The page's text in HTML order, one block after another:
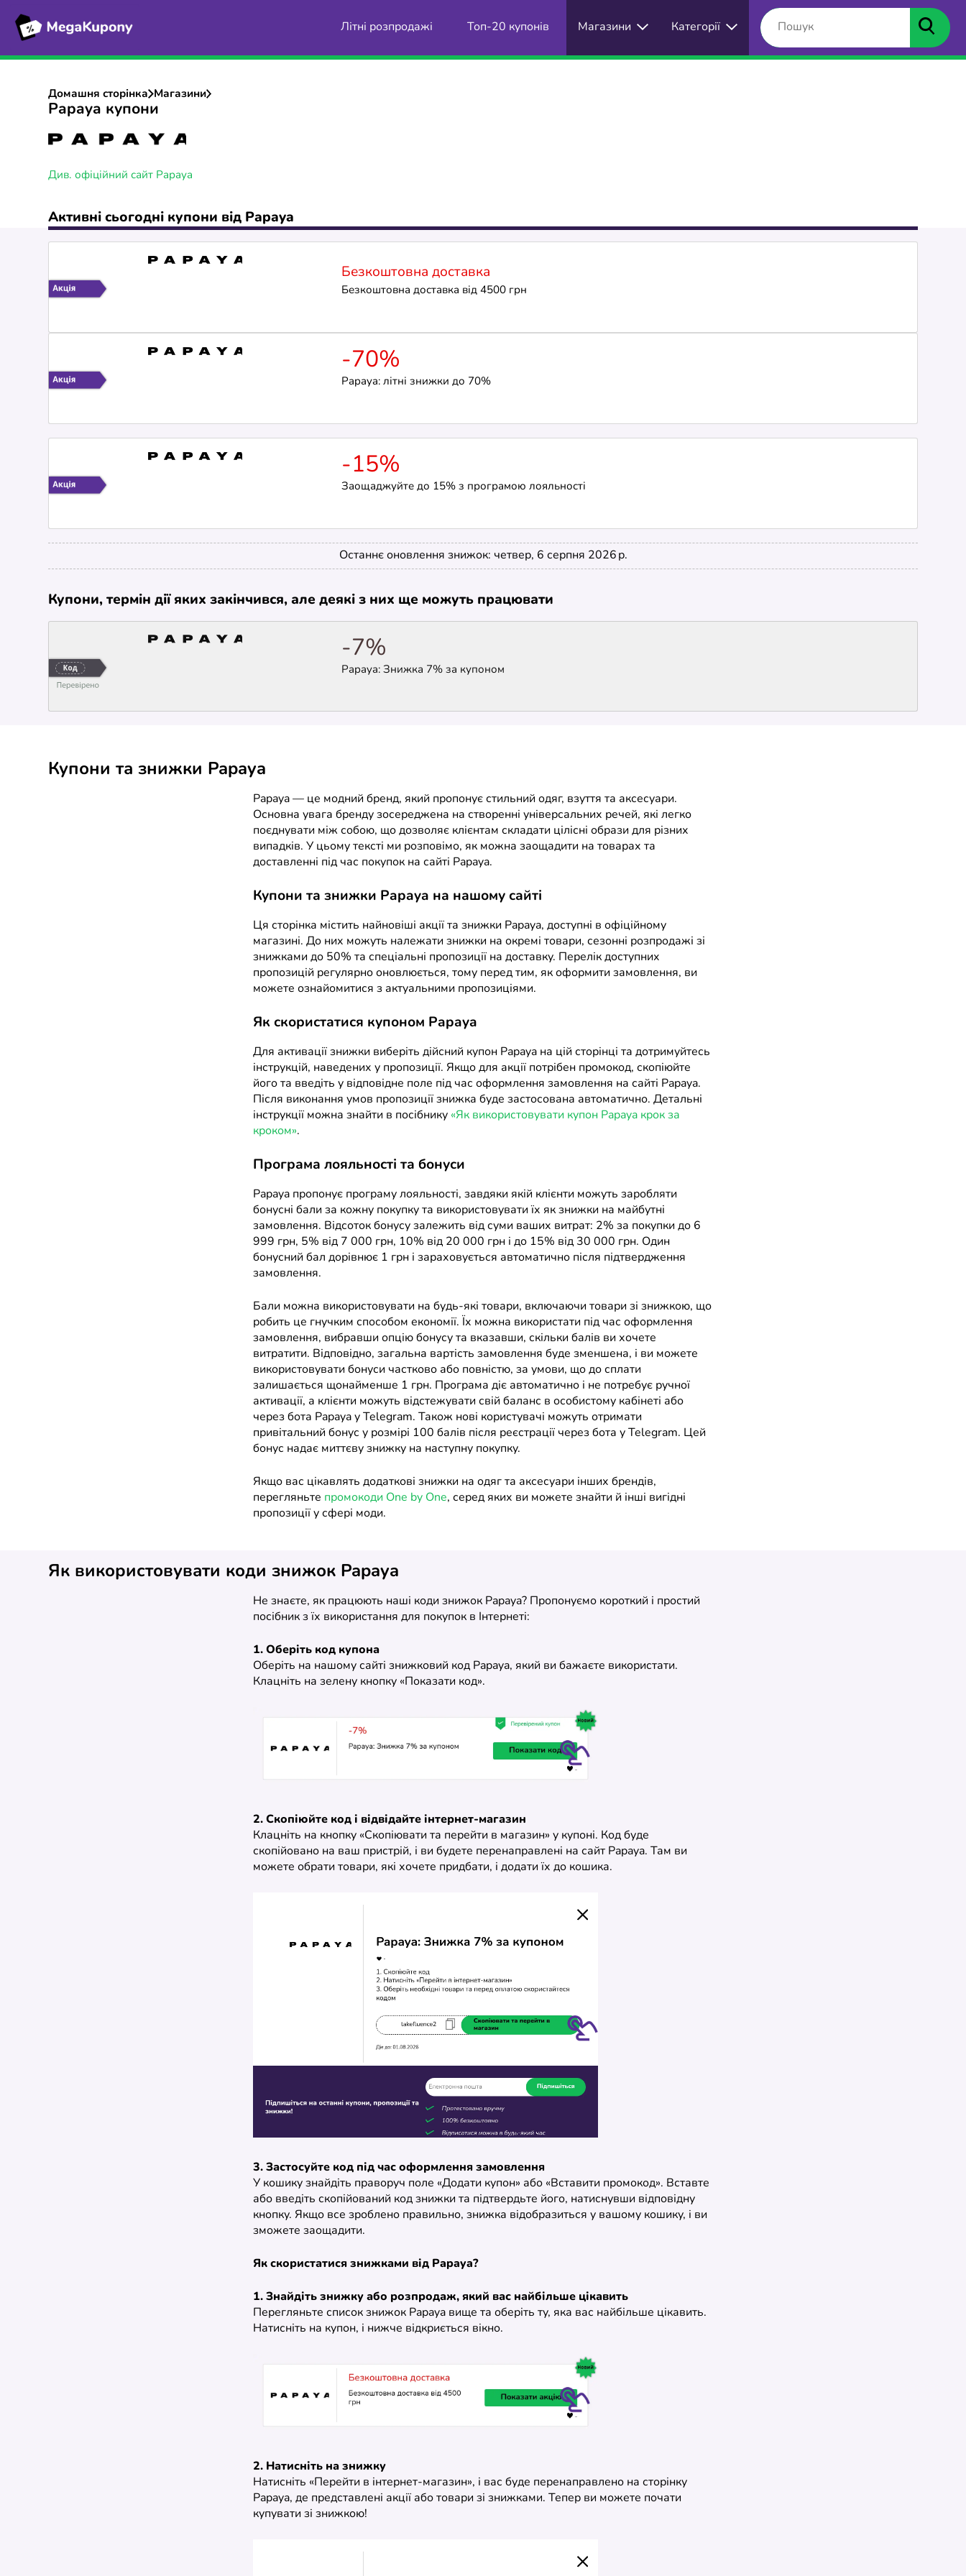
Літні розпродажі Топ-20 купонів Магазини Категорії
Домашня сторінка Магазини
Papaya купони
Див. офіційний сайт Papaya
Активні сьогодні купони від Papaya
Безкоштовна доставка
Безкоштовна доставка від 4500 грн
-70%
Papaya: літні знижки до 70%
-15%
Заощаджуйте до 15% з програмою лояльності
Останнє оновлення знижок: четвер, 6 серпня 2026 р.
Купони, термін дії яких закінчився, але деякі з них ще можуть працювати
-7%
Papaya: Знижка 7% за купоном
Купони та знижки Papaya
Papaya — це модний бренд, який пропонує стильний одяг, взуття та аксесуари.
Основна увага бренду зосереджена на створенні універсальних речей, які легко
поєднувати між собою, що дозволяє клієнтам складати цілісні образи для різних
випадків. У цьому тексті ми розповімо, як можна заощадити на товарах та
доставленні під час покупок на сайті Papaya.
Купони та знижки Papaya на нашому сайті
Ця сторінка містить найновіші акції та знижки Papaya, доступні в офіційному
магазині. До них можуть належати знижки на окремі товари, сезонні розпродажі зі
знижками до 50% та спеціальні пропозиції на доставку. Перелік доступних
пропозицій регулярно оновлюється, тому перед тим, як оформити замовлення, ви
можете ознайомитися з актуальними пропозиціями.
Як скористатися купоном Papaya
Для активації знижки виберіть дійсний купон Papaya на цій сторінці та дотримуйтесь
інструкцій, наведених у пропозиції. Якщо для акції потрібен промокод, скопіюйте
його та введіть у відповідне поле під час оформлення замовлення на сайті Papaya.
Після виконання умов пропозиції знижка буде застосована автоматично. Детальні
інструкції можна знайти в посібнику «Як використовувати купон Papaya крок за
кроком».
Програма лояльності та бонуси
Papaya пропонує програму лояльності, завдяки якій клієнти можуть заробляти
бонусні бали за кожну покупку та використовувати їх як знижки на майбутні
замовлення. Відсоток бонусу залежить від суми ваших витрат: 2% за покупки до 6
999 грн, 5% від 7 000 грн, 10% від 20 000 грн і до 15% від 30 000 грн. Один
бонусний бал дорівнює 1 грн і зараховується автоматично після підтвердження
замовлення.
Бали можна використовувати на будь-які товари, включаючи товари зі знижкою, що
робить це гнучким способом економії. Їх можна використати під час оформлення
замовлення, вибравши опцію бонусу та вказавши, скільки балів ви хочете
витратити. Відповідно, загальна вартість замовлення буде зменшена, і ви можете
використовувати бонуси частково або повністю, за умови, що до сплати
залишається щонайменше 1 грн. Програма діє автоматично і не потребує ручної
активації, а клієнти можуть відстежувати свій баланс в особистому кабінеті або
через бота Papaya у Telegram. Також нові користувачі можуть отримати
привітальний бонус у розмірі 100 балів після реєстрації через бота у Telegram. Цей
бонус надає миттєву знижку на наступну покупку.
Якщо вас цікавлять додаткові знижки на одяг та аксесуари інших брендів,
перегляньте промокоди One by One, серед яких ви можете знайти й інші вигідні
пропозиції у сфері моди.
Як використовувати коди знижок Papaya
Не знаєте, як працюють наші коди знижок Papaya? Пропонуємо короткий і простий
посібник з їх використання для покупок в Інтернеті:
1. Оберіть код купона
Оберіть на нашому сайті знижковий код Papaya, який ви бажаєте використати.
Клацніть на зелену кнопку «Показати код».
2. Скопіюйте код і відвідайте інтернет-магазин
Клацніть на кнопку «Скопіювати та перейти в магазин» у купоні. Код буде
скопійовано на ваш пристрій, і ви будете перенаправлені на сайт Papaya. Там ви
можете обрати товари, які хочете придбати, і додати їх до кошика.
3. Застосуйте код під час оформлення замовлення
У кошику знайдіть праворуч поле «Додати купон» або «Вставити промокод». Вставте
або введіть скопійований код знижки та підтвердьте його, натиснувши відповідну
кнопку. Якщо все зроблено правильно, знижка відобразиться у вашому кошику, і ви
зможете заощадити.
Як скористатися знижками від Papaya?
1. Знайдіть знижку або розпродаж, який вас найбільше цікавить
Перегляньте список знижок Papaya вище та оберіть ту, яка вас найбільше цікавить.
Натисніть на купон, і нижче відкриється вікно.
2. Натисніть на знижку
Натисніть «Перейти в інтернет-магазин», і вас буде перенаправлено на сторінку
Papaya, де представлені акції або товари зі знижками. Тепер ви можете почати
купувати зі знижкою!